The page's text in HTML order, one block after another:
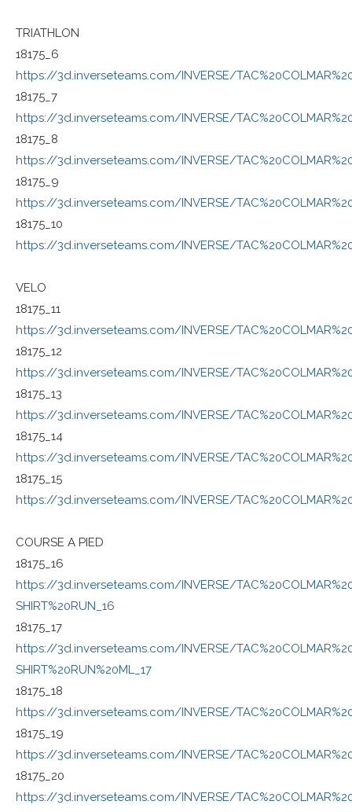
TRIATHLON
18175_6
https://3d.inverseteams.com/INVERSE/
18175_7
https://3d.inverseteams.com/INVERSE/
18175_8
https://3d.inverseteams.com/INVERSE/
18175_9
https://3d.inverseteams.com/INVERSE/
18175_10
https://3d.inverseteams.com/INVERSE/
VELO
18175_11
https://3d.inverseteams.com/INVERSE/
18175_12
https://3d.inverseteams.com/INVERSE/
18175_13
https://3d.inverseteams.com/INVERSE/
18175_14
https://3d.inverseteams.com/INVERSE/
18175_15
https://3d.inverseteams.com/INVERSE/
COURSE A PIED
18175_16
https://3d.inverseteams.com/INVERSE/
SHIRT%20RUN_16
18175_17
https://3d.inverseteams.com/INVERSE/
SHIRT%20RUN%20ML_17
18175_18
https://3d.inverseteams.com/INVERSE/
18175_19
https://3d.inverseteams.com/INVERSE/
18175_20
https://3d.inverseteams.com/INVERSE/